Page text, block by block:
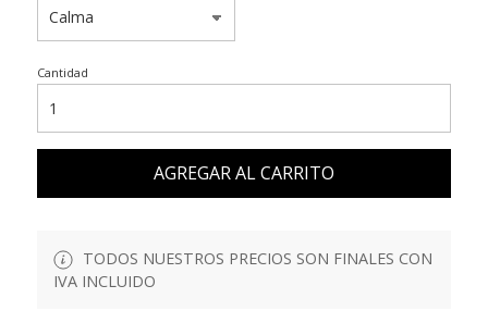
Cantidad
AGREGAR AL CARRITO
TODOS NUESTROS PRECIOS SON FINALES CON
IVA INCLUIDO